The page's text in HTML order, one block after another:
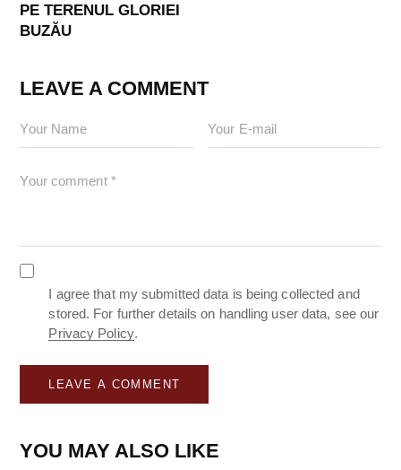
PE TERENUL GLORIEI
BUZĂU
LEAVE A COMMENT
I agree that my submitted data is being collected and
stored. For further details on handling user data, see our
Privacy Policy.
YOU MAY ALSO LIKE